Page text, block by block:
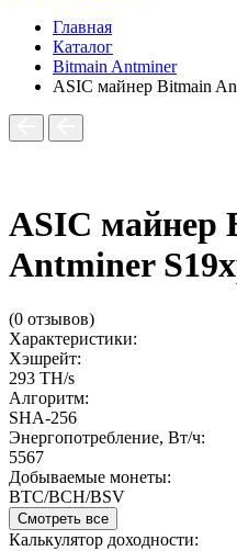
Главная
Каталог
Bitmain Antminer
ASIC майнер Bitmain
ASIC майнер
Antminer
(0 отзывов)
Характеристики:
Хэшрейт:
293 TH/s
Алгоритм:
SHA-256
Энергопотребление, Вт/ч:
5567
Добываемые монеты:
BTC/BCH/BSV
Смотреть все
Калькулятор доходности: